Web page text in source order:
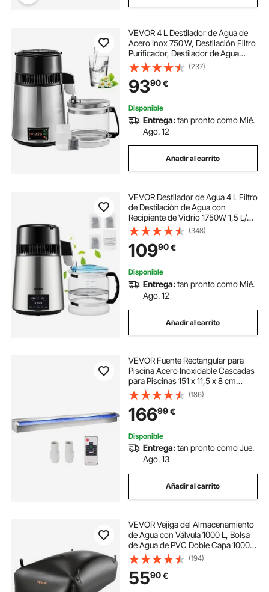
VEVOR 4 L Destilador de Agua de
Acero Inox 750 W, Destilación Filtro
Purificador, Destilador de Agua
Portátil con Botella de Vidrio de
Colección Pura Máquina para el
Agua Destilada Casera
(237)
9390€
Disponible
Entrega:tan pronto como Mié.
Ago. 12
Añadir al carrito
VEVOR Destilador de Agua 4 L Filtro
de Destilación de Agua con
Recipiente de Vidrio 1750W 1,5 L/H
Ajuste de Velocidad, Destilación
Filtro Purificador de Acero
Inoxidable con Pantalla Doble, Plata
(348)
10990€
Disponible
Entrega:tan pronto como Mié.
Ago. 12
Añadir al carrito
VEVOR Fuente Rectangular para
Piscina Acero Inoxidable Cascadas
para Piscinas 151 x 11,5 x 8 cm
Fuente de Piscina Exterior Flujo de
Agua con Tira LED de Colores
Cascada de Jardín Patio Estanque
(186)
16699€
Disponible
Entrega:tan pronto como Jue.
Ago. 13
Añadir al carrito
VEVOR ​Vejiga del Almacenamiento
de Agua con Válvula 1000 L, Bolsa
de Agua de PVC Doble Capa 1000D,
Portátil y Plegable, Resistente a
Fugas, para Autocaravanas,
Camiones, Uso en Exteriores,
Negro
(194)
5590€